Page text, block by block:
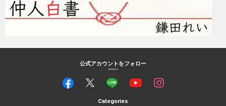
公式アカウントをフォロー
Categories